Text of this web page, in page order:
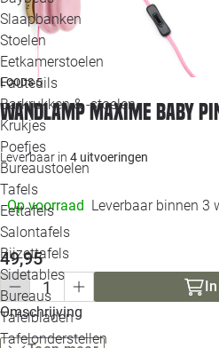
Slaapbanken
Stoelen
Eetkamerstoelen
Fauteuils
Barkrukken & -stoelen
Krukjes
Poefjes
Bureaustoelen
Tafels
Eettafels
Salontafels
Bijzettafels
Sidetables
Bureaus
Tafelbladen
Tafelonderstellen
LOODS 5
Wandlamp Maxime baby
Leverbaar in 4 uitvoeringen
Op voorraad Leverbaar binnen 3
49,95
Omschrijving